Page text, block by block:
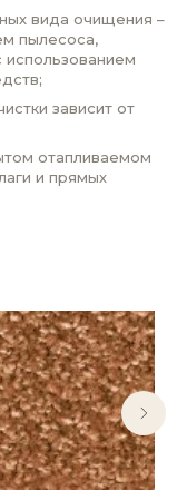
вида очищения –
пылесоса,
использованием
зависит от
отапливаемом
и прямых